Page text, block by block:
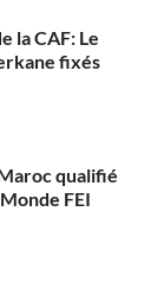
la CAF: Le
fixés
qualifié
FEI